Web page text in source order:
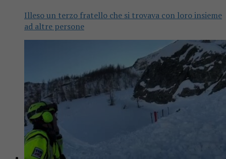
Illeso un terzo fratello che si trovava con loro insieme
ad altre persone